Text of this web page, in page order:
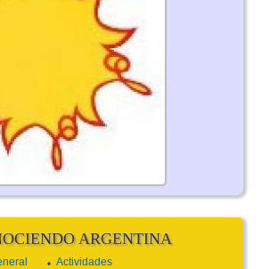
ARGENTINA
Actividades